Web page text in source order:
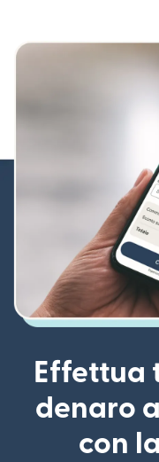
Effettua
denaro
con